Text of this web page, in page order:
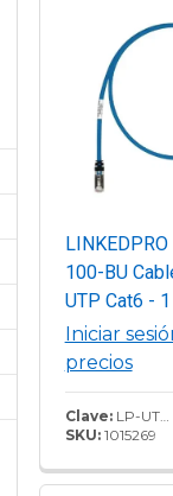
100-BU
UTP Cat6 -
Cumple
802.3/3u/
10/100/
supera 1
Impedancia
Iniciar
precios
Clave:LP-UT6-100-BU
SKU:1015269